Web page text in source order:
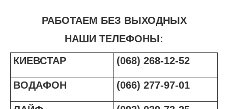
РАБОТАЕМ БЕЗ ВЫХОДНЫХ
НАШИ ТЕЛЕФОНЫ:
КИЕВСТАР
(068) 268-12-52
ВОДАФОН (066) 277-97-01